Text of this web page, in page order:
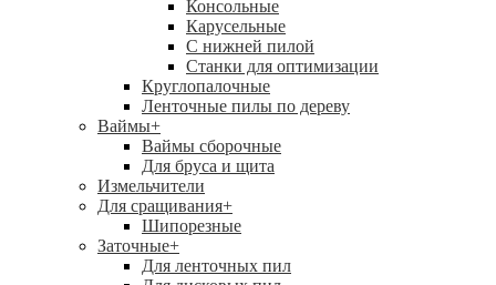
Консольные
Карусельные
С нижней пилой
Станки для оптимизации
Круглопалочные
Ленточные пилы по дереву
Ваймы+
Ваймы сборочные
Для бруса и щита
Измельчители
Для сращивания+
Шипорезные
Заточные+
Для ленточных пил